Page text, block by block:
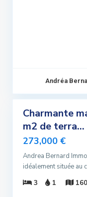
Andréa
Charmante
m2 de terra...
273,000 €
Andrea Bernard
idéalement située au
3
1